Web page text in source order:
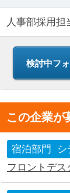
人事部採用
この企業が
宿泊部門 シ
フロントデス